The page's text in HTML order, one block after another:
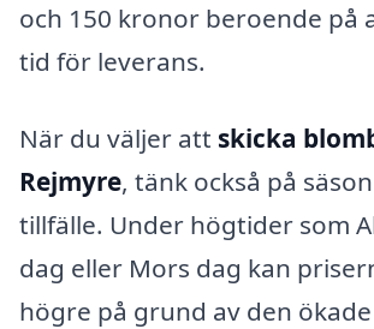
och 150 kronor beroende på
tid för leverans.
När du väljer att skicka
Rejmyre, tänk också på
tillfälle. Under högtider som
dag eller Mors dag kan
högre på grund av den ökade